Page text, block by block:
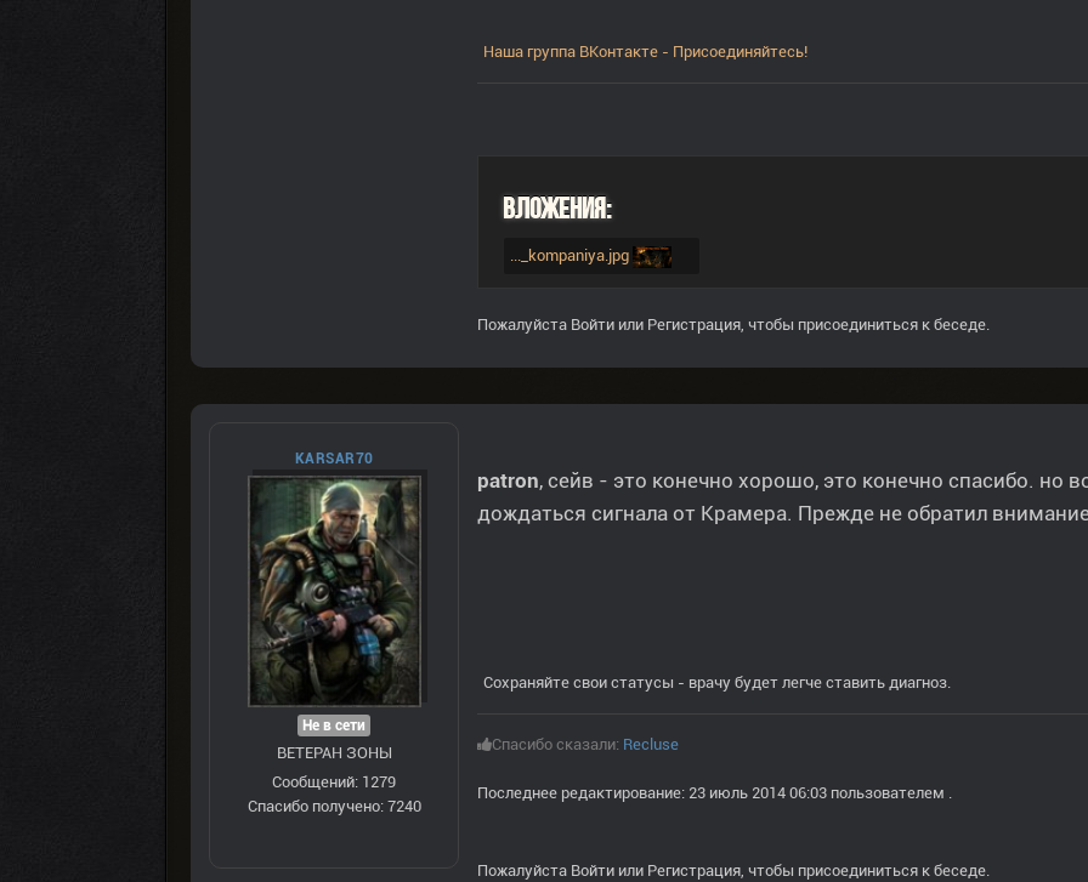
Наша группа ВКонтакте - Присоединяйтесь!
Вложения:
..._kompaniya.jpg
Пожалуйста Войти или Регистрация, чтобы присоединиться к беседе.
KARSAR70
Не в сети
ВЕТЕРАН ЗOНЫ
Сообщений: 1279
Спасибо получено: 7240
patron, сейв - это конечно хорошо, это конечно спасибо. но
дождаться сигнала от Крамера. Прежде не обратил
Сохраняйте свои статусы - врачу будет легче ставить диагноз.
Спасибо сказали: Recluse
Последнее редактирование: 23 июль 2014 06:03 пользователем .
Пожалуйста Войти или Регистрация, чтобы присоединиться к беседе.